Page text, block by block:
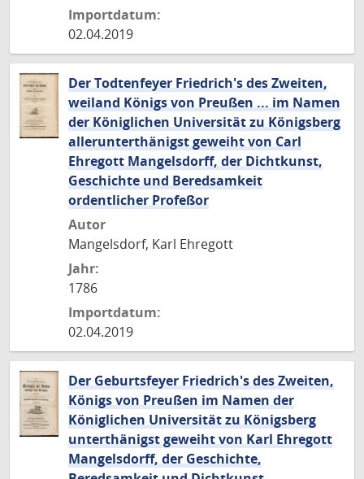
Importdatum:
02.04.2019
Der Todtenfeyer Friedrich's des Zweiten,
weiland Königs von Preußen ... im Namen
der Königlichen Universität zu Königsberg
allerunterthänigst geweiht von Carl
Ehregott Mangelsdorff, der Dichtkunst,
Geschichte und Beredsamkeit
ordentlicher Profeßor
Autor
Mangelsdorf, Karl Ehregott
Jahr:
1786
Importdatum:
02.04.2019
Der Geburtsfeyer Friedrich's des Zweiten,
Königs von Preußen im Namen der
Königlichen Universität zu Königsberg
unterthänigst geweiht von Karl Ehregott
Mangelsdorff, der Geschichte,